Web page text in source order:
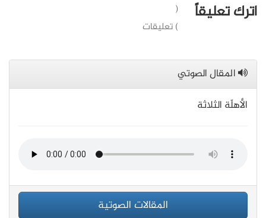
اترك تعليقاً
(
) تعليقات
المقال الصوتي
الأهلّة الثلاثة
المقالات الصوتية